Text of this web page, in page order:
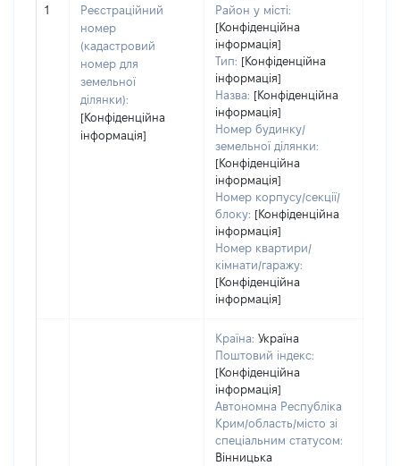
1
Реєстраційний
номер
(кадастровий
номер для
земельної
ділянки):
[Конфіденційна
інформація]
Район у місті:
[Конфіденційна
інформація]
Тип: [Конфіденційна
інформація]
Назва: [Конфіденційна
інформація]
Номер будинку/
земельної ділянки:
[Конфіденційна
інформація]
Номер корпусу/секції/
блоку: [Конфіденційна
інформація]
Номер квартири/
кімнати/гаражу:
[Конфіденційна
інформація]
Країна: Україна
Поштовий індекс:
[Конфіденційна
інформація]
Автономна Республіка
Крим/область/місто зі
спеціальним статусом:
Вінницька